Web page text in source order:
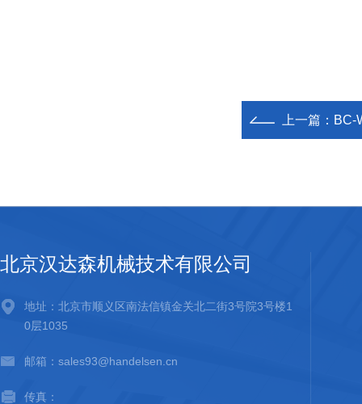
上一篇： BC-
北京汉达森机械技术有限公司
地址：北京市顺义区南法信镇金关北二街3号院3号楼1
0层1035
邮箱：sales93@handelsen.cn
传真：